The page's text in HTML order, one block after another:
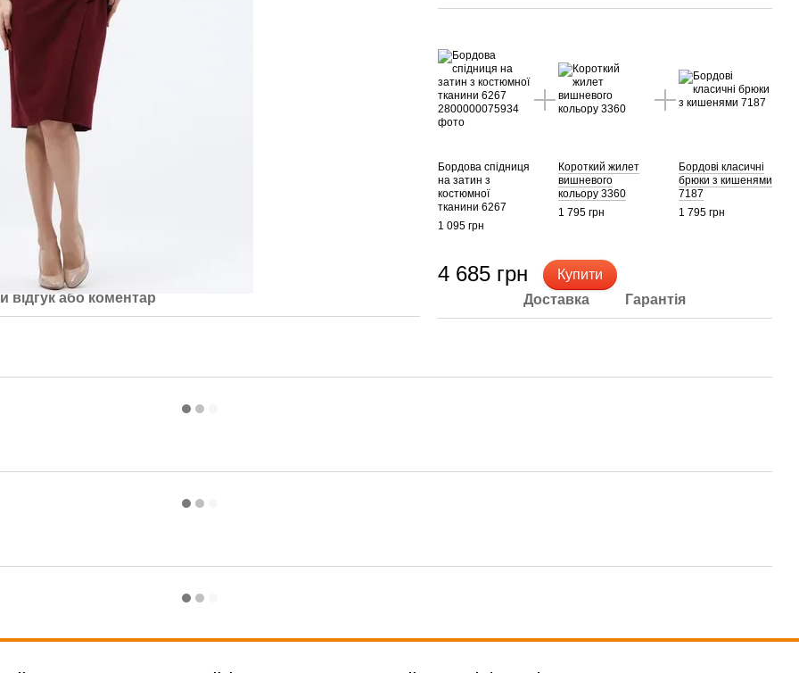
відгук або коментар
Бордова спідниця
на затин з
костюмної
тканини 6267
1 095 грн
Короткий жилет
вишневого
кольору 3360
1 795 грн
Бордові класичні
брюки з кишенями
7187
1 795 грн
4 685 грн
Купити
Доставка
Гарантія